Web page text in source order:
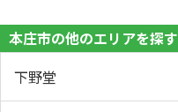
本庄市の他のエリアを探す
下野堂